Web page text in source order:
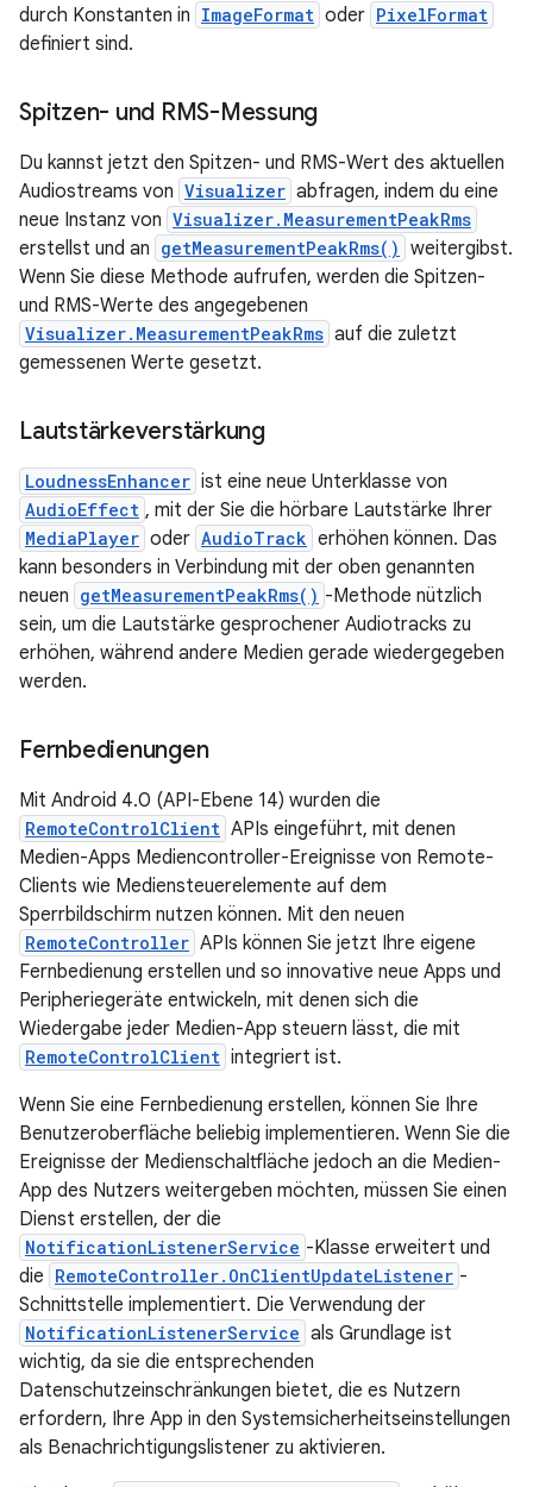
durch Konstanten in ImageFormat oder PixelFormat
definiert sind.
Spitzen- und RMS-Messung
Du kannst jetzt den Spitzen- und RMS-Wert des aktuellen
Audiostreams von Visualizer abfragen, indem du eine
neue Instanz von Visualizer.MeasurementPeakRms
erstellst und an getMeasurementPeakRms() weitergibst.
Wenn Sie diese Methode aufrufen, werden die Spitzen-
und RMS-Werte des angegebenen
Visualizer.MeasurementPeakRms auf die zuletzt
gemessenen Werte gesetzt.
Lautstärkeverstärkung
LoudnessEnhancer ist eine neue Unterklasse von
AudioEffect , mit der Sie die hörbare Lautstärke Ihrer
MediaPlayer oder AudioTrack erhöhen können. Das
kann besonders in Verbindung mit der oben genannten
neuen getMeasurementPeakRms() -Methode nützlich
sein, um die Lautstärke gesprochener Audiotracks zu
erhöhen, während andere Medien gerade wiedergegeben
werden.
Fernbedienungen
Mit Android 4.0 (API-Ebene 14) wurden die
RemoteControlClient APIs eingeführt, mit denen
Medien-Apps Mediencontroller-Ereignisse von Remote-
Clients wie Mediensteuerelemente auf dem
Sperrbildschirm nutzen können. Mit den neuen
RemoteController APIs können Sie jetzt Ihre eigene
Fernbedienung erstellen und so innovative neue Apps und
Peripheriegeräte entwickeln, mit denen sich die
Wiedergabe jeder Medien-App steuern lässt, die mit
RemoteControlClient integriert ist.
Wenn Sie eine Fernbedienung erstellen, können Sie Ihre
Benutzeroberfläche beliebig implementieren. Wenn Sie die
Ereignisse der Medienschaltfläche jedoch an die Medien-
App des Nutzers weitergeben möchten, müssen Sie einen
Dienst erstellen, der die
NotificationListenerService -Klasse erweitert und
die RemoteController.OnClientUpdateListener -
Schnittstelle implementiert. Die Verwendung der
NotificationListenerService als Grundlage ist
wichtig, da sie die entsprechenden
Datenschutzeinschränkungen bietet, die es Nutzern
erfordern, Ihre App in den Systemsicherheitseinstellungen
als Benachrichtigungslistener zu aktivieren.